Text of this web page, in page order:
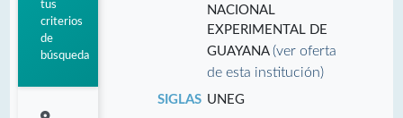
tus
criterios
de
búsqueda
NACIONAL
EXPERIMENTAL DE
GUAYANA(ver oferta
de esta institución)
SIGLAS UNEG